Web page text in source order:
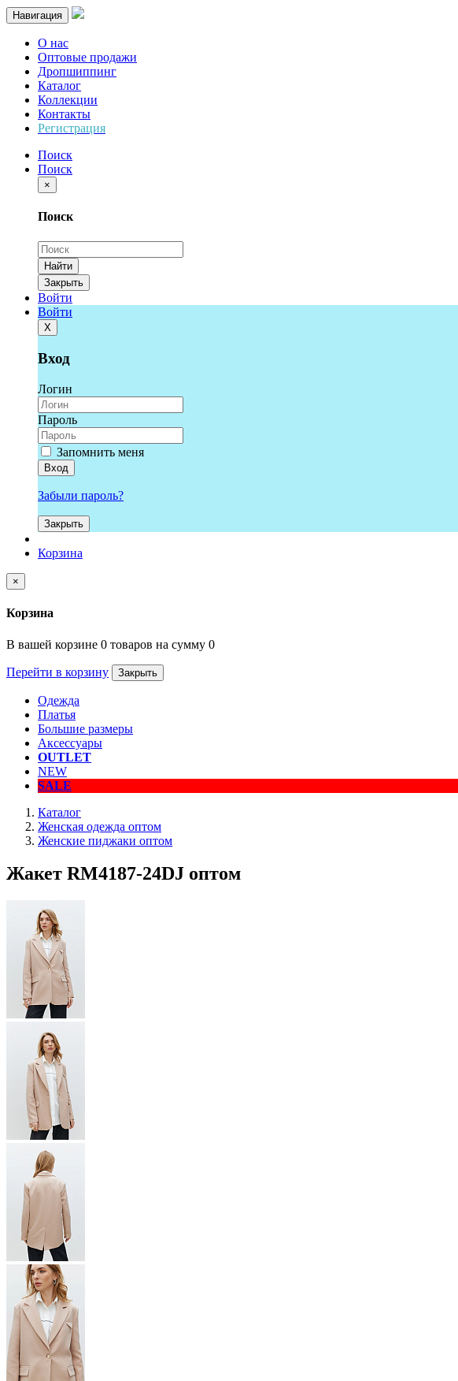
Навигация
О нас
Оптовые продажи
Дропшиппинг
Каталог
Коллекции
Контакты
Регистрация
Поиск
Поиск
×
Поиск
Найти
Закрыть
Войти
Войти
Х
Вход
Логин
Пароль
Запомнить меня
Вход
Забыли пароль?
Закрыть
Корзина
×
Корзина
В вашей корзине 0 товаров на сумму 0
Перейти в корзину Закрыть
Одежда
Платья
Большие размеры
Аксессуары
OUTLET
NEW
SALE
Каталог
Женская одежда оптом
Женские пиджаки оптом
Жакет RM4187-24DJ оптом